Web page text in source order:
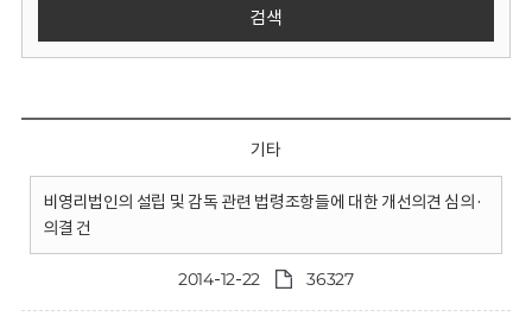
검색
기타
비영리법인의 설립 및 감독 관련 법령조항들에 대한 개선의견 심의·
의결 건
2014-12-22 36327